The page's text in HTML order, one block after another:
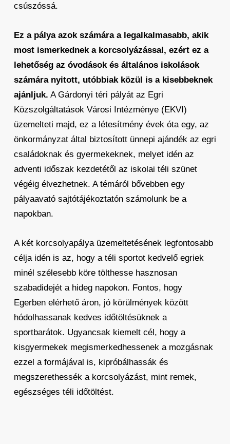
csúszóssá.
Ez a pálya azok számára a legalkalmasabb, akik
most ismerkednek a korcsolyázással, ezért ez a
lehetőség az óvodások és általános iskolások
számára nyitott, utóbbiak közül is a kisebbeknek
ajánljuk. A Gárdonyi téri pályát az Egri
Közszolgáltatások Városi Intézménye (EKVI)
üzemelteti majd, ez a létesítmény évek óta egy, az
önkormányzat által biztosított ünnepi ajándék az egri
családoknak és gyermekeknek, melyet idén az
adventi időszak kezdetétől az iskolai téli szünet
végéig élvezhetnek. A témáról bővebben egy
pályaavató sajtótájékoztatón számolunk be a
napokban.
A két korcsolyapálya üzemeltetésének legfontosabb
célja idén is az, hogy a téli sportot kedvelő egriek
minél szélesebb köre tölthesse hasznosan
szabadidejét a hideg napokon. Fontos, hogy
Egerben elérhető áron, jó körülmények között
hódolhassanak kedves időtöltésüknek a
sportbarátok. Ugyancsak kiemelt cél, hogy a
kisgyermekek megismerkedhessenek a mozgásnak
ezzel a formájával is, kipróbálhassák és
megszerethessék a korcsolyázást, mint remek,
egészséges téli időtöltést.